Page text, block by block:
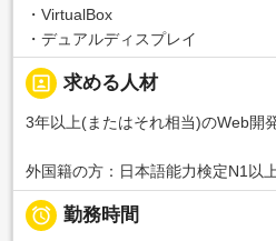
・VirtualBox
・デュアルディスプレイ
portrait 求める人材
3年以上(またはそれ相当)のWeb開
外国籍の方：日本語能力検定N1以上
 勤務時間